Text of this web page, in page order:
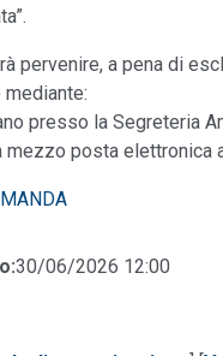
pervenire, a pena di
presso la Segreteria
posta elettronica
30/06/2026 12:00